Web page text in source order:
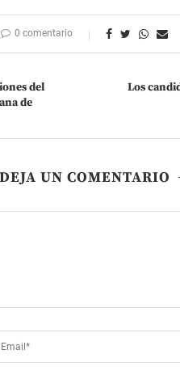
0 comentario
del
de
Los
DEJA UN COMENTARIO